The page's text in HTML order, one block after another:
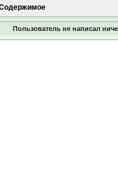
Пользователь не написал